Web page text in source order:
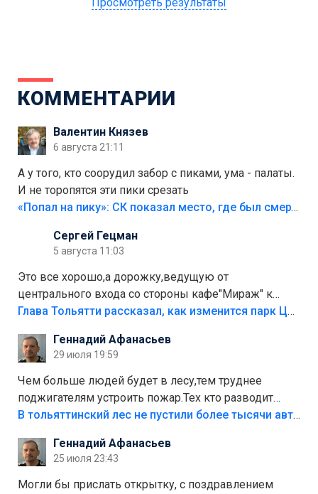
КОММЕНТАРИИ
Валентин Князев
6 августа 21:11
А у того, кто соорудил забор с пиками, ума - палаты.
И не торопятся эти пики срезать
«Попал на пику»: СК показал место, где был смертельно травмирован ребенок в Тольятти
Сергей Гецман
5 августа 11:03
Это все хорошо,а дорожку,ведущую от
центрального входа со стороны кафе"Мираж" к
аттракционам слабо доделать?А то бордюры
лежала в парке и испортилась.Да еще,видимо,часть
украли.
Глава Тольятти рассказал, как изменится парк Центрального района
Геннадий Афанасьев
29 июля 19:59
Чем больше людей будет в лесу,тем труднее
поджигателям устроить пожар.Тех кто разводит
костры,тех надо безбожно штрафовать.Камер полно
Штрафы мизерные.
В тольяттинский лес не пустили более тысячи автомобилей
Геннадий Афанасьев
25 июля 23:43
Могли бы прислать открытку, с поздравлением